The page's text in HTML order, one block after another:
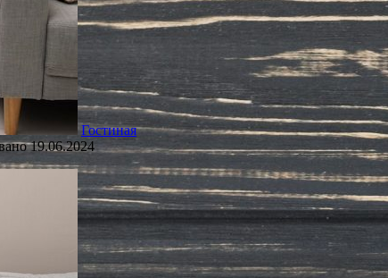
Гостиная
19.06.2024